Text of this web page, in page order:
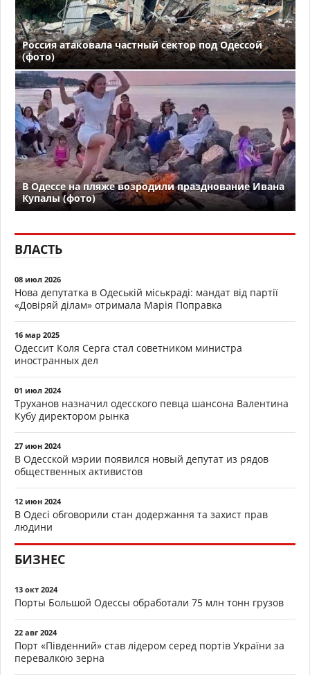
Россия атаковала частный сектор под Одессой
(фото)
В Одессе на пляже возродили празднование Ивана
Купалы (фото)
ВЛАСТЬ
08 июл 2026
Нова депутатка в Одеській міськраді: мандат від партії
«Довіряй ділам» отримала Марія Поправка
16 мар 2025
Одессит Коля Серга стал советником министра
иностранных дел
01 июл 2024
Труханов назначил одесского певца шансона Валентина
Кубу директором рынка
27 июн 2024
В Одесской мэрии появился новый депутат из рядов
общественных активистов
12 июн 2024
В Одесі обговорили стан додержання та захист прав
людини
БИЗНЕС
13 окт 2024
Порты Большой Одессы обработали 75 млн тонн грузов
22 авг 2024
Порт «Південний» став лідером серед портів України за
перевалкою зерна